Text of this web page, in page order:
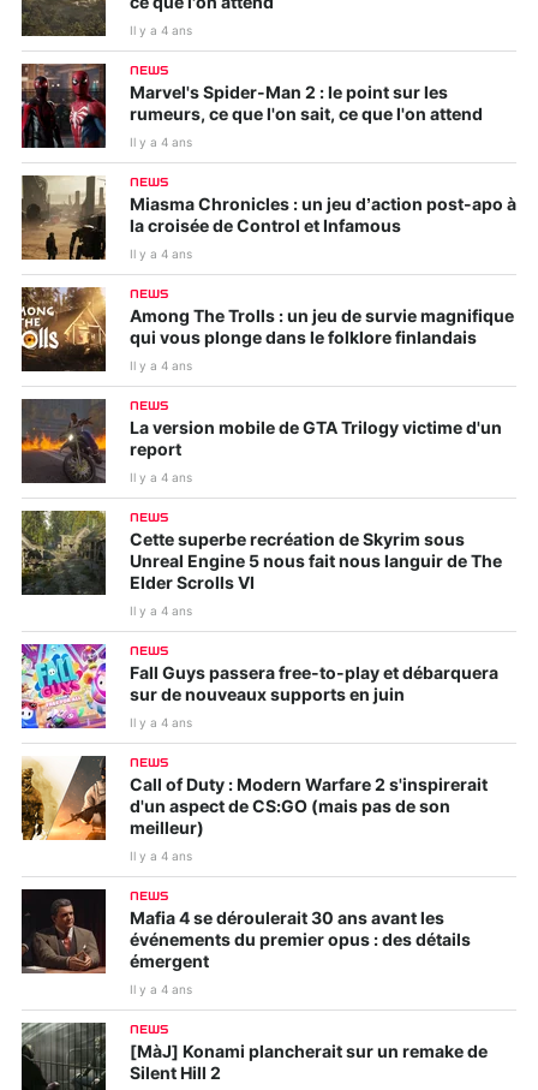
Il y a 4 ans
NEWS
Marvel's Spider-Man 2 : le point sur les
rumeurs, ce que l'on sait, ce que l'on attend
Il y a 4 ans
NEWS
Miasma Chronicles : un jeu d’action post-apo à
la croisée de Control et Infamous
Il y a 4 ans
NEWS
Among The Trolls : un jeu de survie magnifique
qui vous plonge dans le folklore finlandais
Il y a 4 ans
NEWS
La version mobile de GTA Trilogy victime d'un
report
Il y a 4 ans
NEWS
Cette superbe recréation de Skyrim sous
Unreal Engine 5 nous fait nous languir de The
Elder Scrolls VI
Il y a 4 ans
NEWS
Fall Guys passera free-to-play et débarquera
sur de nouveaux supports en juin
Il y a 4 ans
NEWS
Call of Duty : Modern Warfare 2 s'inspirerait
d'un aspect de CS:GO (mais pas de son
meilleur)
Il y a 4 ans
NEWS
Mafia 4 se déroulerait 30 ans avant les
événements du premier opus : des détails
émergent
Il y a 4 ans
NEWS
[MàJ] Konami plancherait sur un remake de
Silent Hill 2